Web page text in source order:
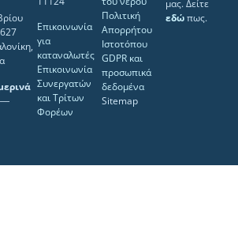
―
Επικοινωνία
για
καταναλωτές
Επικοινωνία
Συνεργατών
και Τρίτων
Φορέων
Πολιτική
Απορρήτου
Ιστοτόπου
GDPR και
προσωπικά
δεδομένα
Sitemap
μας. Δείτε
εδώπως.